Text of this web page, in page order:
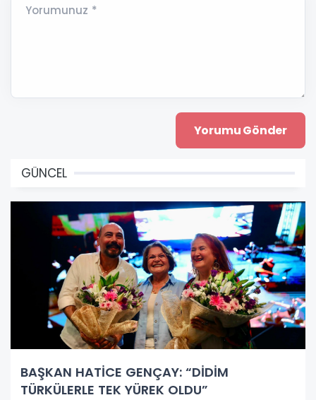
Yorumunuz *
GÜNCEL
BAŞKAN HATİCE GENÇAY: “DİDİM
TÜRKÜLERLE TEK YÜREK OLDU”